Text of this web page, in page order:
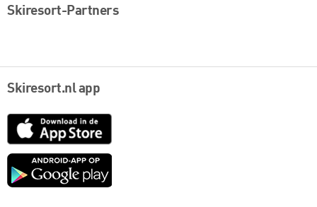
Skiresort-Partners
Skiresort.nl app
App
Google